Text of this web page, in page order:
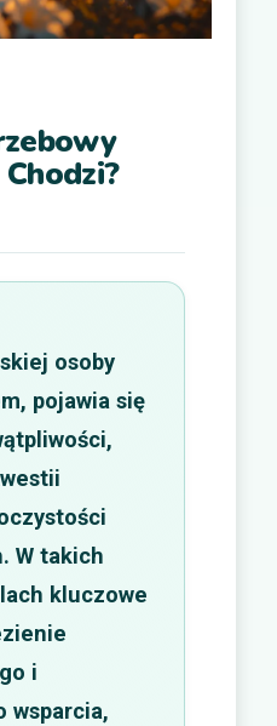
osoby
pojawia się
W takich
kluczowe
i
wsparcia,